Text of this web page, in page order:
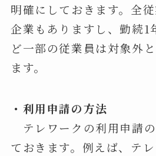
明確にしておきます。全
企業もありますし、勤続1
ど一部の従業員は対象外
ます。
・利用申請の方法
テレワークの利用申請
ておきます。例えば、テ